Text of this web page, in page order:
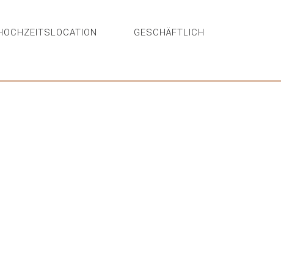
GESCHÄFTLICH